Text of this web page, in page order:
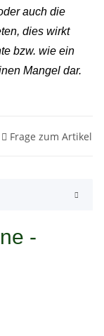
auch die
dies wirkt
bzw. wie ein
Mangel dar.
Frage zum Artikel
-